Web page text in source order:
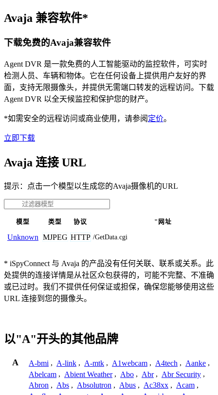
Avaja 兼容软件*
下载免费的Avaja兼容软件
Agent DVR 是一款免费的人工智能驱动的监控软件，可实时
检测人员、车辆和物体。它在任何设备上提供用户友好的界
面，支持无限摄像头，并提供无需端口转发的远程访问。下载
Agent DVR 以全天候监控和保护您的财产。
*如需安全的远程访问或商业使用，请参阅 定价。
立即下载
Avaja 连接 URL
提示：点击一个模型以生成您的Avaja摄像机的URL
模型 类型 协议 "网址
Unknown MJPEG HTTP /GetData.cgi
* iSpyConnect 与 Avaja 的产品没有任何关联、联系或关系。此
处提供的连接详情是从社区众包获得的，可能不完整、不准确
或已过时。我们不提供任何保证或担保，确保您能够使用这些
URL 连接到您的摄像头。
以"A"开头的其他品牌
A A-bmi , A-link , A-mtk , A1webcam , A4tech , Aanke ,
Abelcam , Abient Weather , Abo , Abr , Abr Security ,
Abron , Abs , Absolutron , Abus , Ac38xx , Acam ,